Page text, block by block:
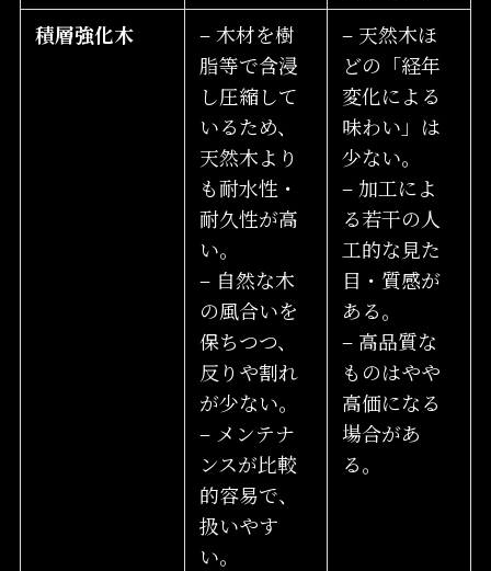
積層強化木
– 木材を樹
脂等で含浸
し圧縮して
いるため、
天然木より
も耐水性・
耐久性が高
い。
– 自然な木
の風合いを
保ちつつ、
反りや割れ
が少ない。
– メンテナ
ンスが比較
的容易で、
扱いやす
い。
– 天然木ほ
どの「経年
変化による
味わい」は
少ない。
– 加工によ
る若干の人
工的な見た
目・質感が
ある。
– 高品質な
ものはやや
高価になる
場合があ
る。